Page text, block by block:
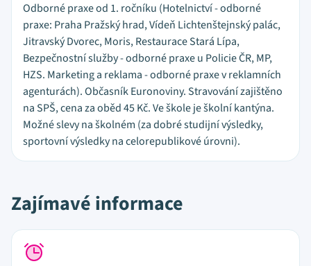
Odborné praxe od 1. ročníku (Hotelnictví - odborné
praxe: Praha Pražský hrad, Vídeň Lichtenštejnský palác,
Jitravský Dvorec, Moris, Restaurace Stará Lípa,
Bezpečnostní služby - odborné praxe u Policie ČR, MP,
HZS. Marketing a reklama - odborné praxe v reklamních
agenturách). Občasník Euronoviny. Stravování zajištěno
na SPŠ, cena za oběd 45 Kč. Ve škole je školní kantýna.
Možné slevy na školném (za dobré studijní výsledky,
sportovní výsledky na celorepublikové úrovni).
Zajímavé informace